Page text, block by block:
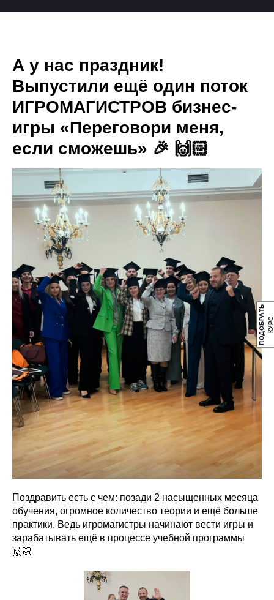
П
О
Д
О
Б Р
А
Т
Ь
К
У
Р С
А у нас праздник!
Выпустили ещё один поток
ИГРОМАГИСТРОВ бизнес-
игры «Переговори меня,
если сможешь» 🎉 🙌🏻
Поздравить есть с чем: позади 2 насыщенных месяца
обучения, огромное количество теории и ещё больше
практики. Ведь игромагистры начинают вести игры и
зарабатывать ещё в процессе учебной программы
🙌🏻